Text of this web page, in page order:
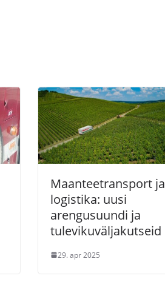
Maanteetransport ja
logistika: uusi
arengusuundi ja
tulevikuväljakutseid
29. apr 2025